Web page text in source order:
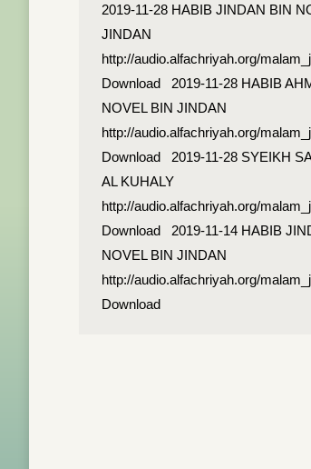
2019-11-28 HABIB JINDAN BIN
JINDAN
http://audio.alfachriyah.org/
Download 2019-11-28 HABIB
NOVEL BIN JINDAN
http://audio.alfachriyah.org/
Download 2019-11-28 SYEIKH
AL KUHALY
http://audio.alfachriyah.org/
Download 2019-11-14 HABIB
NOVEL BIN JINDAN
http://audio.alfachriyah.org/
Download